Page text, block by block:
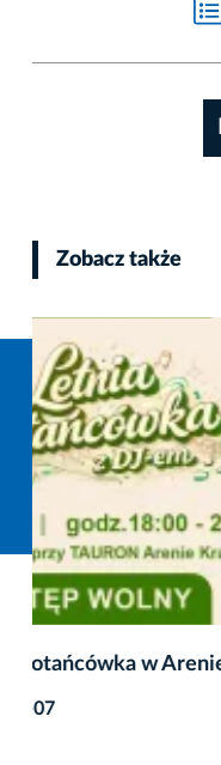
Zobacz także
III Tynieckie